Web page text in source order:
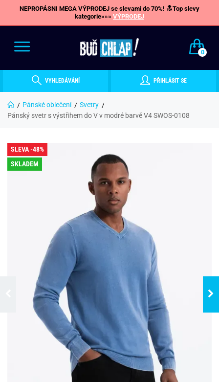
NEPROPÁSNI MEGA VÝPRODEJ se slevami do 70%! 🔝Top slevy
kategorie»»» VÝPRODEJ
0
VYHLEDÁVÁNÍ PŘIHLÁSIT SE
Pánské oblečení
Svetry
Pánský svetr s výstřihem do V v modré barvě V4 SWOS-0108
SLEVA -48%
SKLADEM